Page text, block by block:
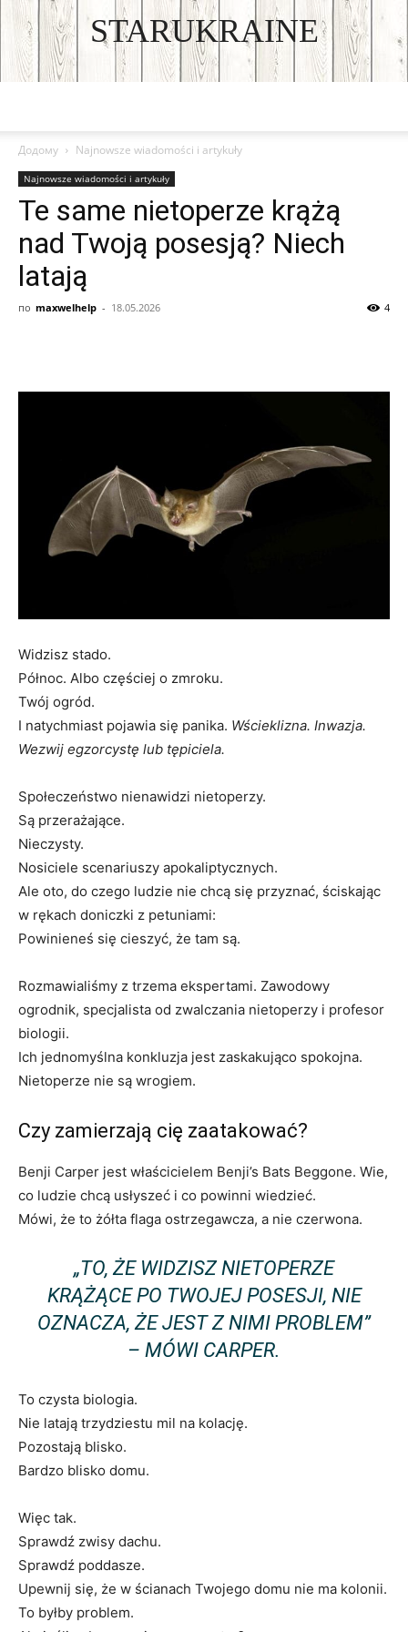
STARUKRAINE
DISCOVER THE ART OF PUBLISHING
Додому Najnowsze wiadomości i artykuły
Najnowsze wiadomości i artykuły
Te same nietoperze krążą
nad Twoją posesją? Niech
latają
по maxwelhelp - 18.05.2026 4
Widzisz stado.
Północ. Albo częściej o zmroku.
Twój ogród.
I natychmiast pojawia się panika. Wścieklizna. Inwazja.
Wezwij egzorcystę lub tępiciela.
Społeczeństwo nienawidzi nietoperzy.
Są przerażające.
Nieczysty.
Nosiciele scenariuszy apokaliptycznych.
Ale oto, do czego ludzie nie chcą się przyznać, ściskając
w rękach doniczki z petuniami:
Powinieneś się cieszyć, że tam są.
Rozmawialiśmy z trzema ekspertami. Zawodowy
ogrodnik, specjalista od zwalczania nietoperzy i profesor
biologii.
Ich jednomyślna konkluzja jest zaskakująco spokojna.
Nietoperze nie są wrogiem.
Czy zamierzają cię zaatakować?
Benji Carper jest właścicielem Benji’s Bats Beggone. Wie,
co ludzie chcą usłyszeć i co powinni wiedzieć.
Mówi, że to żółta flaga ostrzegawcza, a nie czerwona.
„TO, ŻE WIDZISZ NIETOPERZE
KRĄŻĄCE PO TWOJEJ POSESJI, NIE
OZNACZA, ŻE ​​JEST Z NIMI PROBLEM”
– MÓWI CARPER.
To czysta biologia.
Nie latają trzydziestu mil na kolację.
Pozostają blisko.
Bardzo blisko domu.
Więc tak.
Sprawdź zwisy dachu.
Sprawdź poddasze.
Upewnij się, że w ścianach Twojego domu nie ma kolonii.
To byłby problem.